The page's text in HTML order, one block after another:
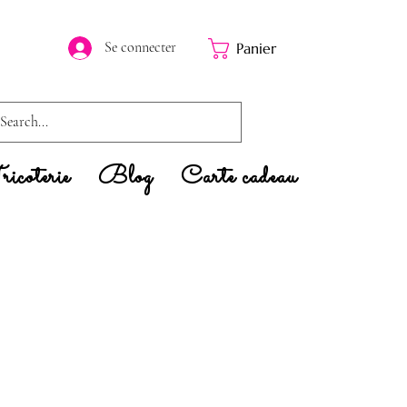
Se connecter Panier
Blog Carte cadeau